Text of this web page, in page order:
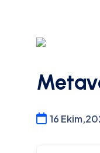
16